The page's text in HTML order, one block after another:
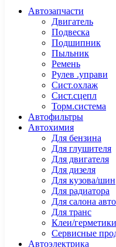
Автозапчасти
Двигатель
Подвеска
Подшипник
Пыльник
Ремень
Рулев .управи
Сист.охлаж
Сист.сцепл
Торм.система
Автофильтры
Автохимия
Для бензина
Для глушителя
Для двигателя
Для дизеля
Для кузова/шин
Для радиатора
Для салона авто
Для транс
Клеи/герметики
Сервисные
Автоэлектрика